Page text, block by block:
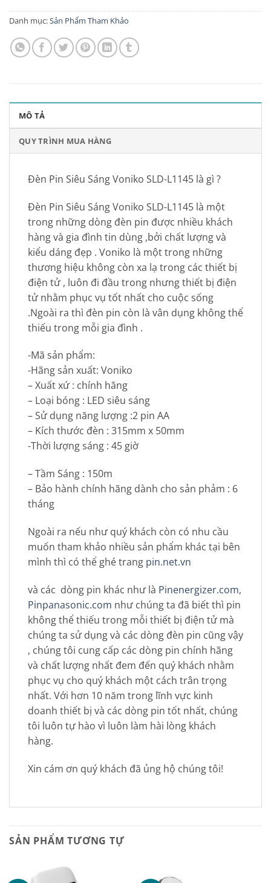
Danh mục:Sản Phẩm Tham Khảo
MÔ TẢ
QUY TRÌNH MUA HÀNG
Đèn Pin Siêu Sáng Voniko SLD-L1145 là gì ?
Đèn Pin Siêu Sáng Voniko SLD-L1145 là một
trong những dòng đèn pin được nhiều khách
hàng và gia đình tin dùng ,bởi chất lượng và
kiểu dáng đẹp . Voniko là một trong những
thương hiệu không còn xa lạ trong các thiết bị
điện tử , luôn đi đầu trong nhưng thiết bị điện
tử nhằm phục vụ tốt nhất cho cuộc sống
.Ngoài ra thì đèn pin còn là vân dụng không thể
thiếu trong mỗi gia đình .
-Mã sản phẩm:
-Hãng sản xuất: Voniko
– Xuất xứ : chính hãng
– Loại bóng : LED siêu sáng
– Sử dụng năng lượng :2 pin AA
– Kích thước đèn : 315mm x 50mm
-Thời lượng sáng : 45 giờ
– Tầm Sáng : 150m
– Bảo hành chính hãng dành cho sản phảm : 6
tháng
Ngoài ra nếu như quý khách còn có nhu cầu
muốn tham khảo nhiều sản phẩm khác tại bên
mình thì có thể ghé trang pin.net.vn
và các dòng pin khác như là Pinenergizer.com,
Pinpanasonic.com như chúng ta đã biết thì pin
không thể thiếu trong mỗi thiết bị điện tử mà
chúng ta sử dụng và các dòng đèn pin cũng vậy
, chúng tôi cung cấp các dòng pin chính hãng
và chất lượng nhất đem đến quý khách nhằm
phục vụ cho quý khách một cách trân trọng
nhất. Với hơn 10 năm trong lĩnh vực kinh
doanh thiết bị và các dòng pin tốt nhất, chúng
tôi luôn tự hào vì luôn làm hài lòng khách
hàng.
Xin cám ơn quý khách đã ủng hộ chúng tôi!
SẢN PHẨM TƯƠNG TỰ